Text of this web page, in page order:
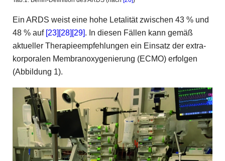
Ein ARDS weist eine hohe Letalität zwischen 43 % und
48 % auf [23] [28] [29]. In diesen Fällen kann gemäß
aktueller Therapieempfehlungen ein Einsatz der extra-
korporalen Membranoxygenierung (ECMO) erfolgen
(Abbildung 1).